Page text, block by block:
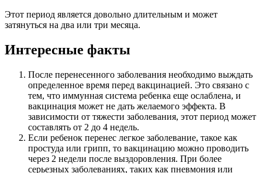
Этот период является довольно длительным и может
затянуться на два или три месяца.
Интересные факты
После перенесенного заболевания необходимо выждать
определенное время перед вакцинацией. Это связано с
тем, что иммунная система ребенка еще ослаблена, и
вакцинация может не дать желаемого эффекта. В
зависимости от тяжести заболевания, этот период может
составлять от 2 до 4 недель.
Если ребенок перенес легкое заболевание, такое как
простуда или грипп, то вакцинацию можно проводить
через 2 недели после выздоровления. При более
серьезных заболеваниях, таких как пневмония или